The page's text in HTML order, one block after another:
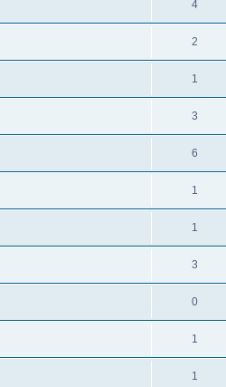
4
2
1
3
6
1
1
3
0
1
1